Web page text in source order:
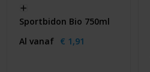
Sportbidon Bio 750ml
Al vanaf € 1,91